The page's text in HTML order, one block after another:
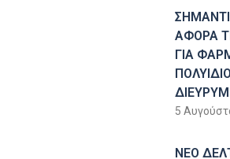
ΑΦΟΡΑ
ΓΙΑ
5
ΝΕΟ